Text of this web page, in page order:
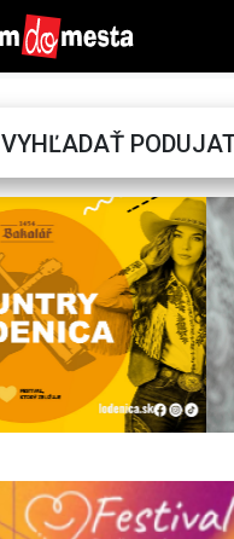
VYHĽADAŤ